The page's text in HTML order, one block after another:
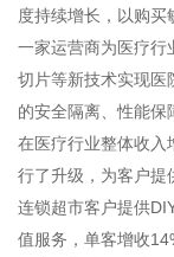
度持续增长，以购
一家运营商为医疗行
切片等新技术实现医
的安全隔离、性能
在医疗行业整体收入
行了升级，为客户提
连锁超市客户提供
值服务，单客增收